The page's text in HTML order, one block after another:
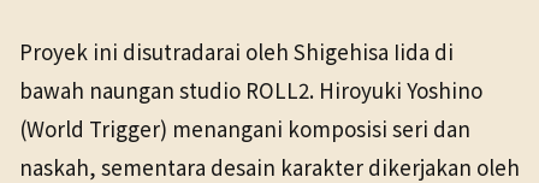
Proyek ini disutradarai oleh Shigehisa Iida di
bawah naungan studio ROLL2. Hiroyuki Yoshino
(World Trigger) menangani komposisi seri dan
naskah, sementara desain karakter dikerjakan oleh